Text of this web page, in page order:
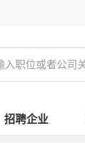
招聘企业